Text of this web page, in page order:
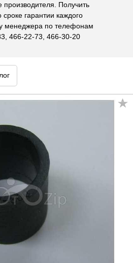
производителя. Получить
гарантии каждого
менеджера по телефонам
466-22-73, 466-30-20